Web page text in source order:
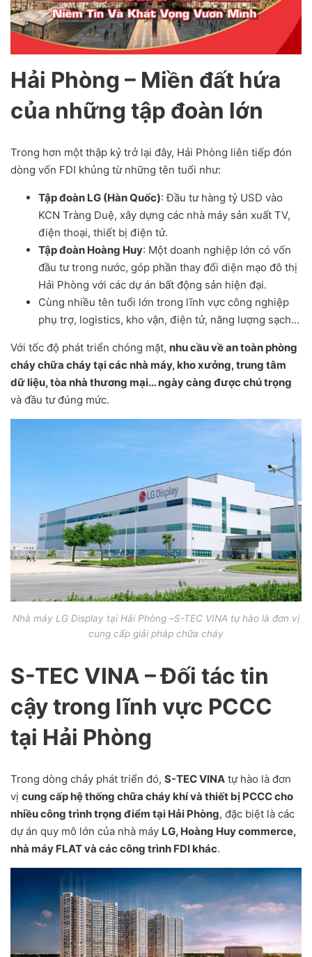
Hải Phòng – Miền đất hứa
của những tập đoàn lớn
Trong hơn một thập kỷ trở lại đây, Hải Phòng liên tiếp đón
dòng vốn FDI khủng từ những tên tuổi như:
Tập đoàn LG (Hàn Quốc): Đầu tư hàng tỷ USD vào
KCN Tràng Duệ, xây dựng các nhà máy sản xuất TV,
điện thoại, thiết bị điện tử.
Tập đoàn Hoàng Huy: Một doanh nghiệp lớn có vốn
đầu tư trong nước, góp phần thay đổi diện mạo đô thị
Hải Phòng với các dự án bất động sản hiện đại.
Cùng nhiều tên tuổi lớn trong lĩnh vực công nghiệp
phụ trợ, logistics, kho vận, điện tử, năng lượng sạch…
Với tốc độ phát triển chóng mặt, nhu cầu về an toàn phòng
cháy chữa cháy tại các nhà máy, kho xưởng, trung tâm
dữ liệu, tòa nhà thương mại… ngày càng được chú trọng
và đầu tư đúng mức.
Nhà máy LG Display tại Hải Phòng –S-TEC VINA tự hào là đơn vị
cung cấp giải pháp chữa cháy
S-TEC VINA – Đối tác tin
cậy trong lĩnh vực PCCC
tại Hải Phòng
Trong dòng chảy phát triển đó, S-TEC VINA tự hào là đơn
vị cung cấp hệ thống chữa cháy khí và thiết bị PCCC cho
nhiều công trình trọng điểm tại Hải Phòng, đặc biệt là các
dự án quy mô lớn của nhà máy LG, Hoàng Huy commerce,
nhà máy FLAT và các công trình FDI khác.